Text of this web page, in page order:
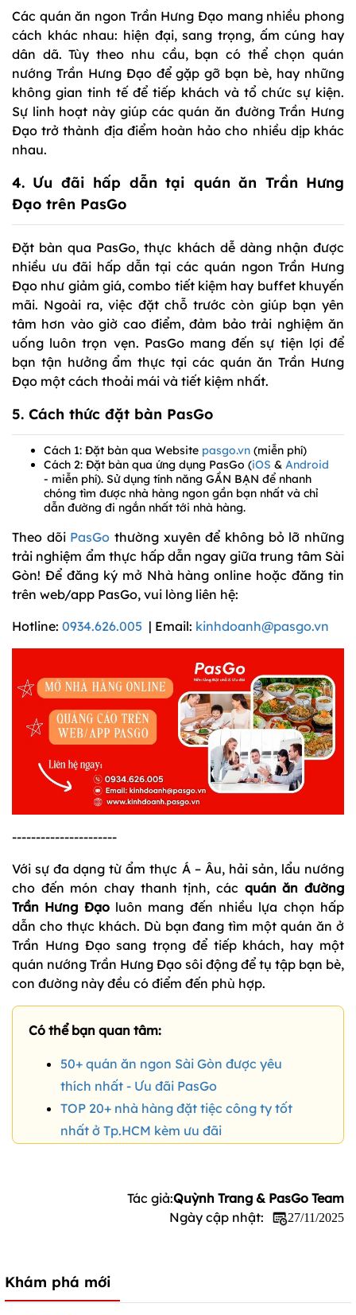
Các quán ăn ngon Trần Hưng Đạo mang nhiều phong
cách khác nhau: hiện đại, sang trọng, ấm cúng hay
dân dã. Tùy theo nhu cầu, bạn có thể chọn quán
nướng Trần Hưng Đạo để gặp gỡ bạn bè, hay những
không gian tinh tế để tiếp khách và tổ chức sự kiện.
Sự linh hoạt này giúp các quán ăn đường Trần Hưng
Đạo trở thành địa điểm hoàn hảo cho nhiều dịp khác
nhau.
4. Ưu đãi hấp dẫn tại quán ăn Trần Hưng
Đạo trên PasGo
Đặt bàn qua PasGo, thực khách dễ dàng nhận được
nhiều ưu đãi hấp dẫn tại các quán ngon Trần Hưng
Đạo như giảm giá, combo tiết kiệm hay buffet khuyến
mãi. Ngoài ra, việc đặt chỗ trước còn giúp bạn yên
tâm hơn vào giờ cao điểm, đảm bảo trải nghiệm ăn
uống luôn trọn vẹn. PasGo mang đến sự tiện lợi để
bạn tận hưởng ẩm thực tại các quán ăn Trần Hưng
Đạo một cách thoải mái và tiết kiệm nhất.
5. Cách thức đặt bàn PasGo
Cách 1: Đặt bàn qua Website pasgo.vn (miễn phí)
Cách 2: Đặt bàn qua ứng dụng PasGo (iOS & Android
- miễn phí). Sử dụng tính năng GẦN BẠN để nhanh
chóng tìm được nhà hàng ngon gần bạn nhất và chỉ
dẫn đường đi ngắn nhất tới nhà hàng.
Theo dõi PasGo thường xuyên để không bỏ lỡ những
trải nghiệm ẩm thực hấp dẫn ngay giữa trung tâm Sài
Gòn! Để đăng ký mở Nhà hàng online hoặc đăng tin
trên web/app PasGo, vui lòng liên hệ:
Hotline: 0934.626.005 | Email: kinhdoanh@pasgo.vn
----------------------
Với sự đa dạng từ ẩm thực Á – Âu, hải sản, lẩu nướng
cho đến món chay thanh tịnh, các quán ăn đường
Trần Hưng Đạoluôn mang đến nhiều lựa chọn hấp
dẫn cho thực khách. Dù bạn đang tìm một quán ăn ở
Trần Hưng Đạo sang trọng để tiếp khách, hay một
quán nướng Trần Hưng Đạo sôi động để tụ tập bạn bè,
con đường này đều có điểm đến phù hợp.
Có thể bạn quan tâm:
50+ quán ăn ngon Sài Gòn được yêu
thích nhất - Ưu đãi PasGo
TOP 20+ nhà hàng đặt tiệc công ty tốt
nhất ở Tp.HCM kèm ưu đãi
Tác giả:Quỳnh Trang & PasGo Team
Ngày cập nhật:
27/11/2025
Khám phá mới